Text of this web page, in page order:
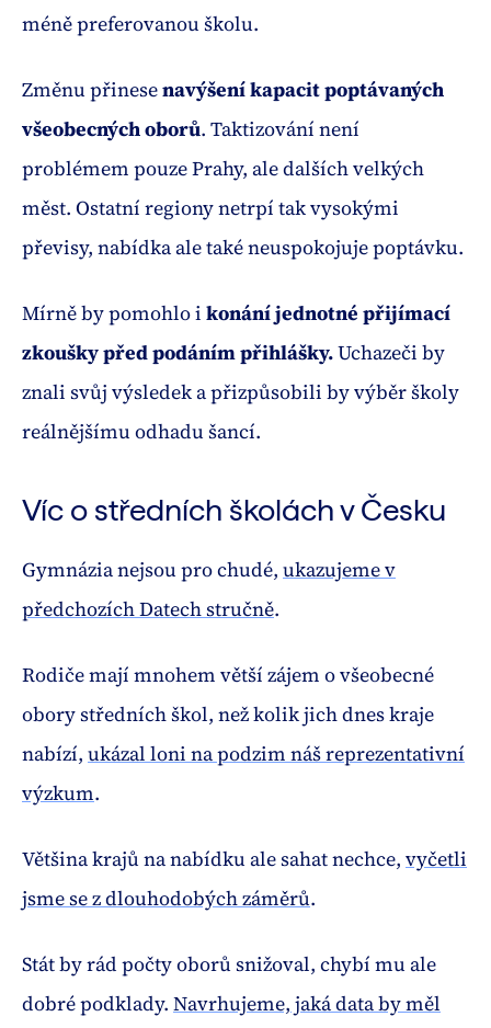
méně preferovanou školu.
Změnu přinesenavýšení kapacit poptávaných
všeobecných oborů. Taktizování není
problémem pouze Prahy, ale dalších velkých
měst. Ostatní regiony netrpí tak vysokými
převisy, nabídka ale také neuspokojuje poptávku.
Mírně by pomohlo i konání jednotné přijímací
zkoušky před podáním přihlášky.Uchazeči by
znali svůj výsledek a přizpůsobili by výběr školy
reálnějšímu odhadu šancí.
Víc o středních školách v Česku
Gymnázia nejsou pro chudé, ukazujeme v
předchozích Datech stručně.
Rodiče mají mnohem větší zájem o všeobecné
obory středních škol, než kolik jich dnes kraje
nabízí, ukázal loni na podzim náš reprezentativní
výzkum.
Většina krajů na nabídku ale sahat nechce, vyčetli
jsme se z dlouhodobých záměrů.
Stát by rád počty oborů snižoval, chybí mu ale
dobré podklady. Navrhujeme, jaká data by měl